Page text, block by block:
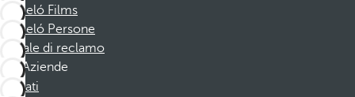
Barceló Films
Barceló Persone
Canale di reclamo
Aziende
Affiliati